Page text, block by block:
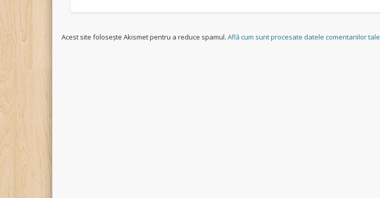
Acest site folosește Akismet pentru a reduce spamul.Află cum sunt procesate datele comentariilor tale